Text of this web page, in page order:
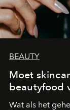
BEAUTY
Moet
beautyfood
Wat als het